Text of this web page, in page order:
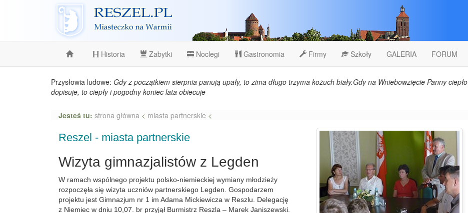
Reszel
Historia Zabytki Noclegi Gastronomia Firmy Szkoły GALERIA FORUM
Przysłowia ludowe: Gdy z początkiem sierpnia panują upały, to zima długo trzyma kożuch biały.Gdy na Wniebowzięcie Panny ciepło
dopisuje, to ciepły i pogodny koniec lata obiecuje
Jesteś tu: strona główna < miasta partnerskie <
Reszel - miasta partnerskie
Wizyta gimnazjalistów z Legden
W ramach wspólnego projektu polsko-niemieckiej wymiany młodzieży
rozpoczęła się wizyta uczniów partnerskiego Legden. Gospodarzem
projektu jest Gimnazjum nr 1 im Adama Mickiewicza w Reszlu. Delegację
z Niemiec w dniu 10,07. br przyjął Burmistrz Reszla – Marek Janiszewski.